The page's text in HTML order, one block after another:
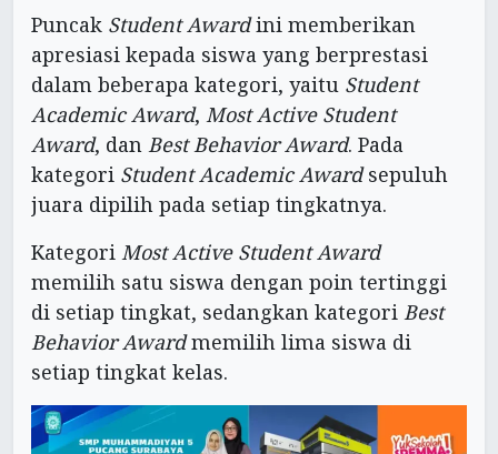
Puncak Student Awardini memberikan
apresiasi kepada siswa yang berprestasi
dalam beberapa kategori, yaitu Student
Academic Award, Most Active Student
Award, dan Best Behavior Award. Pada
kategori Student Academic Awardsepuluh
juara dipilih pada setiap tingkatnya.
Kategori Most Active Student Award
memilih satu siswa dengan poin tertinggi
di setiap tingkat, sedangkan kategori Best
Behavior Awardmemilih lima siswa di
setiap tingkat kelas.